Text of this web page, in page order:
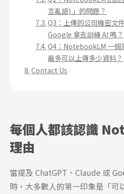
言亂語) 」的問題？
Q3：上傳的公司機密文
Google 拿去訓練 AI 嗎？
Q4：NotebookLM 一個
最多可以上傳多少資料？
Contact Us
每個人都該認識
理由
當提及 ChatGPT、Claude 或
時，大多數人的第一印象是「可